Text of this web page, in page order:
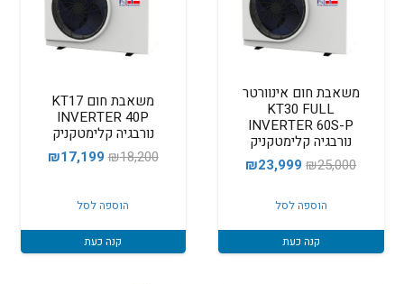
משאבת חום אינוורטר
KT30 FULL
INVERTER 60S-P
נורבגיה קלימטקניק
₪25,000
המחיר
היה:
₪25,000.
₪23,999
המחיר
₪23,999.
הוספה לסל
קנה כעת
משאבת חום KT17
INVERTER 40P
נורבגיה קלימטקניק
₪18,200
המחיר
היה:
₪18,200.
₪17,199
הוספה לסל
קנה כעת